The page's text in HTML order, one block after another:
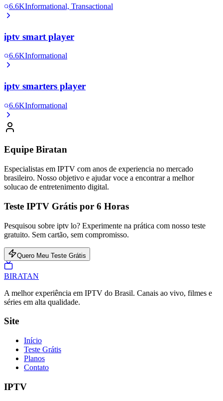
6.6KInformational, Transactional
iptv smart player
6.6KInformational
iptv smarters player
6.6KInformational
Equipe Biratan
Especialistas em IPTV com anos de experiencia no mercado
brasileiro. Nosso objetivo e ajudar voce a encontrar a melhor
solucao de entretenimento digital.
Teste IPTV Grátis por 6 Horas
Pesquisou sobre iptv lo? Experimente na prática com nosso teste
gratuito. Sem cartão, sem compromisso.
Quero Meu Teste Grátis
BIRATAN
A melhor experiência em IPTV do Brasil. Canais ao vivo, filmes e
séries em alta qualidade.
Site
Início
Teste Grátis
Planos
Contato
IPTV